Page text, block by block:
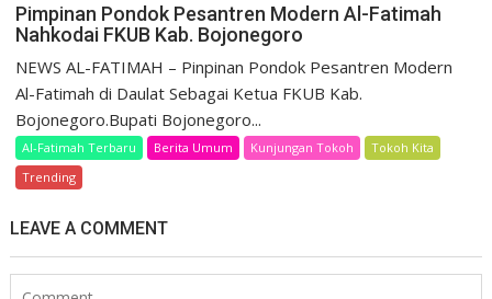
Pimpinan Pondok Pesantren Modern Al-Fatimah
Nahkodai FKUB Kab. Bojonegoro
NEWS AL-FATIMAH – Pinpinan Pondok Pesantren Modern
Al-Fatimah di Daulat Sebagai Ketua FKUB Kab.
Bojonegoro.Bupati Bojonegoro...
Al-Fatimah Terbaru Berita Umum Kunjungan Tokoh
Tokoh Kita
Trending
LEAVE A COMMENT